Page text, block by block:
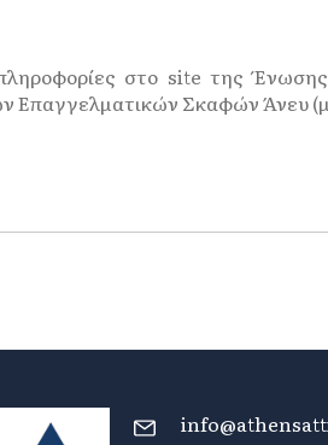
στο site της
Επαγγελματικών Σκαφών